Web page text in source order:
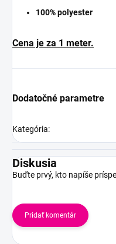
100% polyester
Cena je za 1 meter.
Dodatočné parametre
Kategória:
Diskusia
Buďte prvý, kto napíše
Pridať komentár